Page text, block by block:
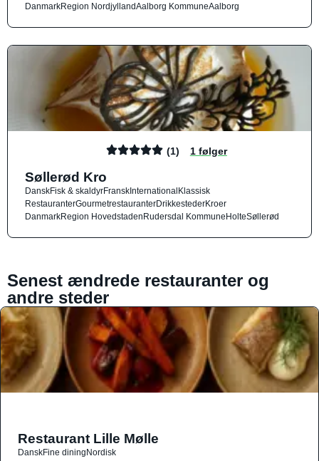
DanmarkRegion NordjyllandAalborg KommuneAalborg
(1) 1 følger
Søllerød Kro
DanskFisk & skaldyrFranskInternationalKlassisk
RestauranterGourmetrestauranterDrikkestederKroer
DanmarkRegion HovedstadenRudersdal KommuneHolteSøllerød
Senest ændrede restauranter og
andre steder
Restaurant Lille Mølle
DanskFine diningNordisk